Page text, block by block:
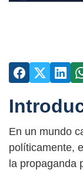
En un mundo
políticamente,
la propaganda